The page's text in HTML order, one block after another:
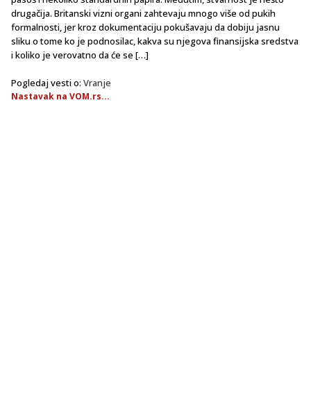
drugačija. Britanski vizni organi zahtevaju mnogo više od pukih
formalnosti, jer kroz dokumentaciju pokušavaju da dobiju jasnu
sliku o tome ko je podnosilac, kakva su njegova finansijska sredstva
i koliko je verovatno da će se […]
Pogledaj vesti o: Vranje
Nastavak na VOM.rs...